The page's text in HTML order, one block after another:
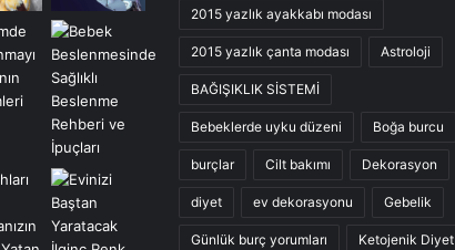
2015 yazlık ayakkabı modası
2015 yazlık çanta modası Astroloji
BAĞIŞIKLIK SİSTEMİ
Bebeklerde uyku düzeni Boğa burcu
burçlar Cilt bakımı Dekorasyon
diyet ev dekorasyonu Gebelik
Günlük burç yorumları Ketojenik Diyet